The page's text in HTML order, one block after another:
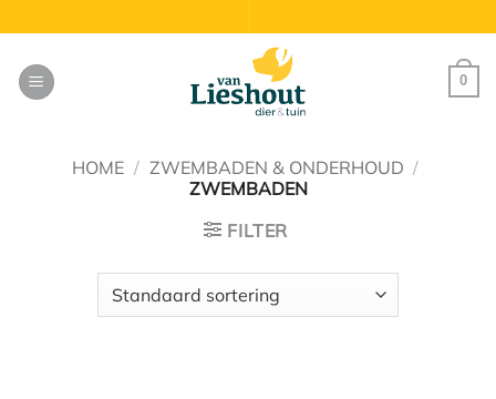
naar
inhoud
0
HOME / ZWEMBADEN & ONDERHOUD /
ZWEMBADEN
FILTER